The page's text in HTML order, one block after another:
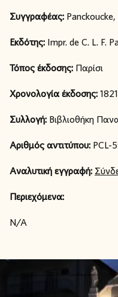
Συγγραφέας:
Εκδότης: Impr. de C. L. F.
Τόπος έκδοσης: Παρίσι
Χρονολογία έκδοσης:
Συλλογή: Βιβλιοθήκη
Αριθμός αντιτύπου: PCL-
Αναλυτική εγγραφή:
Περιεχόμενα:
N/A